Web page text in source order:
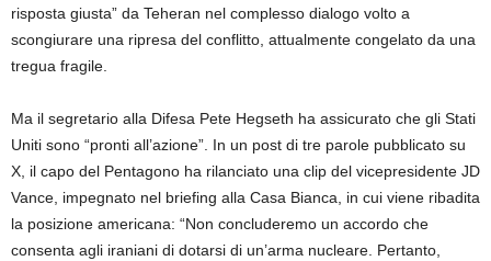
risposta giusta” da Teheran nel complesso dialogo volto a
scongiurare una ripresa del conflitto, attualmente congelato da una
tregua fragile.
Ma il segretario alla Difesa Pete Hegseth ha assicurato che gli Stati
Uniti sono “pronti all’azione”. In un post di tre parole pubblicato su
X, il capo del Pentagono ha rilanciato una clip del vicepresidente JD
Vance, impegnato nel briefing alla Casa Bianca, in cui viene ribadita
la posizione americana: “Non concluderemo un accordo che
consenta agli iraniani di dotarsi di un’arma nucleare. Pertanto,